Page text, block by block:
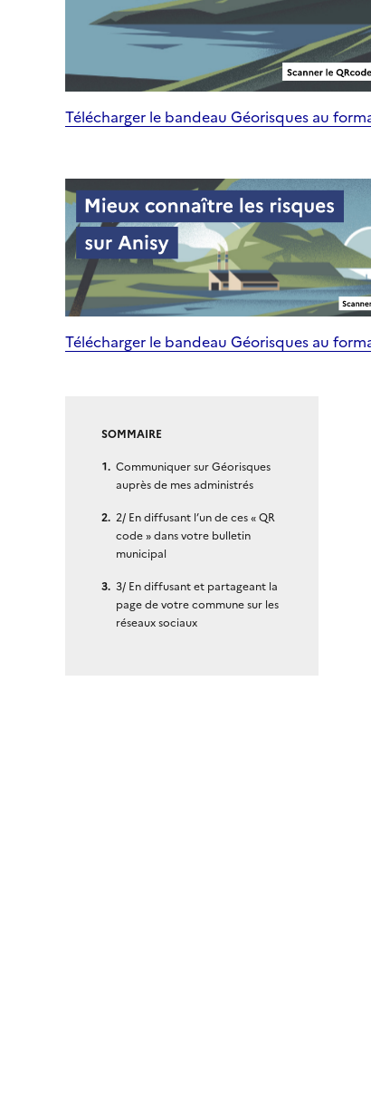
Télécharger le bandeau Géorisques au
Télécharger le bandeau Géorisques au
SOMMAIRE
Communiquer sur Géorisques
auprès de mes administrés
2/ En diffusant l’un de ces « QR
code » dans votre bulletin
municipal
3/ En diffusant et partageant la
page de votre commune sur les
réseaux sociaux